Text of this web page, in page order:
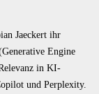
Jaeckert ihr
Engine
in KI-
und Perplexity.